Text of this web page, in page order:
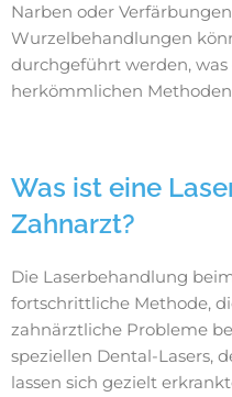
Narben oder
Wurzelbehandlungen
durchgeführt werden,
herkömmlichen
Was ist eine
Zahnarzt?
Die Laserbehandlung
fortschrittliche Methode,
zahnärztliche Probleme
speziellen Dental-Lasers,
lassen sich gezielt